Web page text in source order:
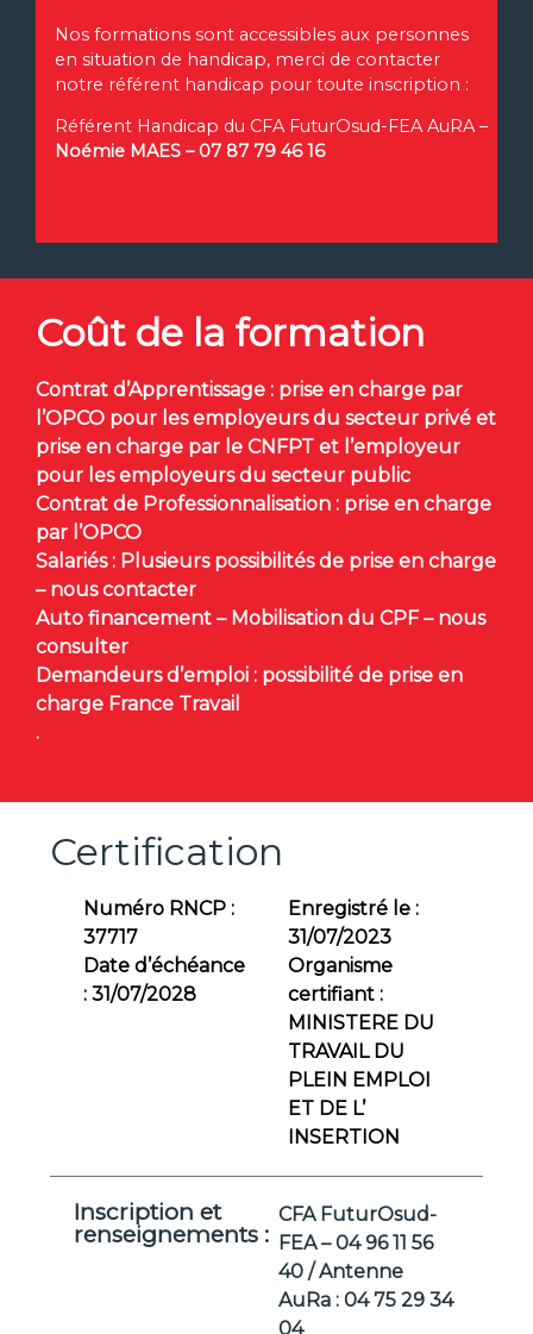
Nos formations sont accessibles aux personnes
en situation de handicap, merci de contacter
notre référent handicap pour toute inscription :
Référent Handicap du CFA FuturOsud-FEA AuRA –
Noémie MAES – 07 87 79 46 16
Coût de la formation
Contrat d’Apprentissage : prise en charge par
l’OPCO pour les employeurs du secteur privé et
prise en charge par le CNFPT et l’employeur
pour les employeurs du secteur public
Contrat de Professionnalisation : prise en charge
par l’OPCO
Salariés : Plusieurs possibilités de prise en charge
– nous contacter
Auto financement – Mobilisation du CPF – nous
consulter
Demandeurs d’emploi : possibilité de prise en
charge France Travail
.
Certification
Numéro RNCP :
37717
Date d’échéance
: 31/07/2028
Enregistré le :
31/07/2023
Organisme
certifiant :
MINISTERE DU
TRAVAIL DU
PLEIN EMPLOI
ET DE L’
INSERTION
Inscription et
renseignements :
CFA FuturOsud-
FEA – 04 96 11 56
40 / Antenne
AuRa : 04 75 29 34
04